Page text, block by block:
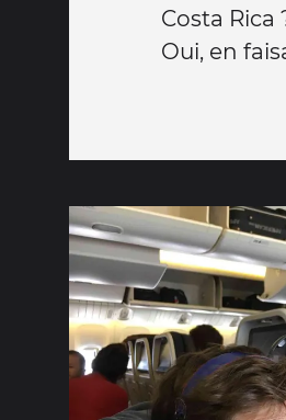
Costa Rica
Oui, en